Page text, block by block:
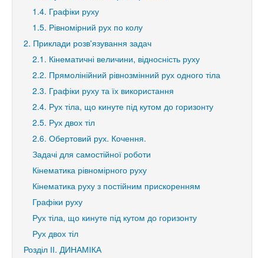
1.4. Графіки руху
1.5. Рівномірний рух по колу
2. Приклади розв'язування задач
2.1. Кінематичні величини, відносність руху
2.2. Прямолінійний рівнозмінний рух одного тіла
2.3. Графіки руху та їх використання
2.4. Рух тіла, що кинуте під кутом до горизонту
2.5. Рух двох тіл
2.6. Обертовий рух. Кочення.
Задачі для самостійної роботи
Кінематика рівномірного руху
Кінематика руху з постійним прискоренням
Графіки руху
Рух тіла, що кинуте під кутом до горизонту
Рух двох тіл
Розділ ІІ. ДИНАМІКА